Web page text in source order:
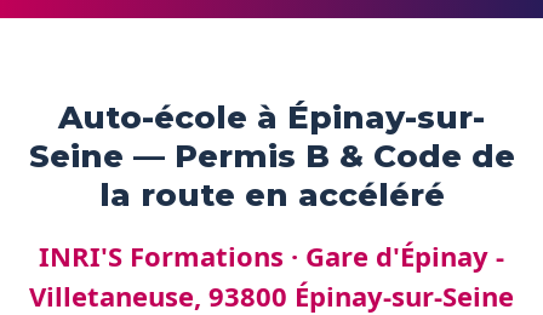
Auto-école à Épinay-sur-
Seine — Permis B & Code de
la route en accéléré
INRI'S Formations · Gare d'Épinay -
Villetaneuse, 93800 Épinay-sur-Seine